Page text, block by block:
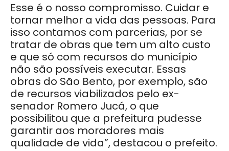
Esse é o nosso compromisso. Cuidar e
tornar melhor a vida das pessoas. Para
isso contamos com parcerias, por se
tratar de obras que tem um alto custo
e que só com recursos do município
não são possíveis executar. Essas
obras do São Bento, por exemplo, são
de recursos viabilizados pelo ex-
senador Romero Jucá, o que
possibilitou que a prefeitura pudesse
garantir aos moradores mais
qualidade de vida”, destacou o prefeito.